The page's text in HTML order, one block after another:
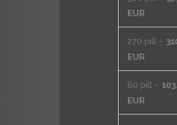
EUR
270 pill –
EUR
60 pill –
EUR